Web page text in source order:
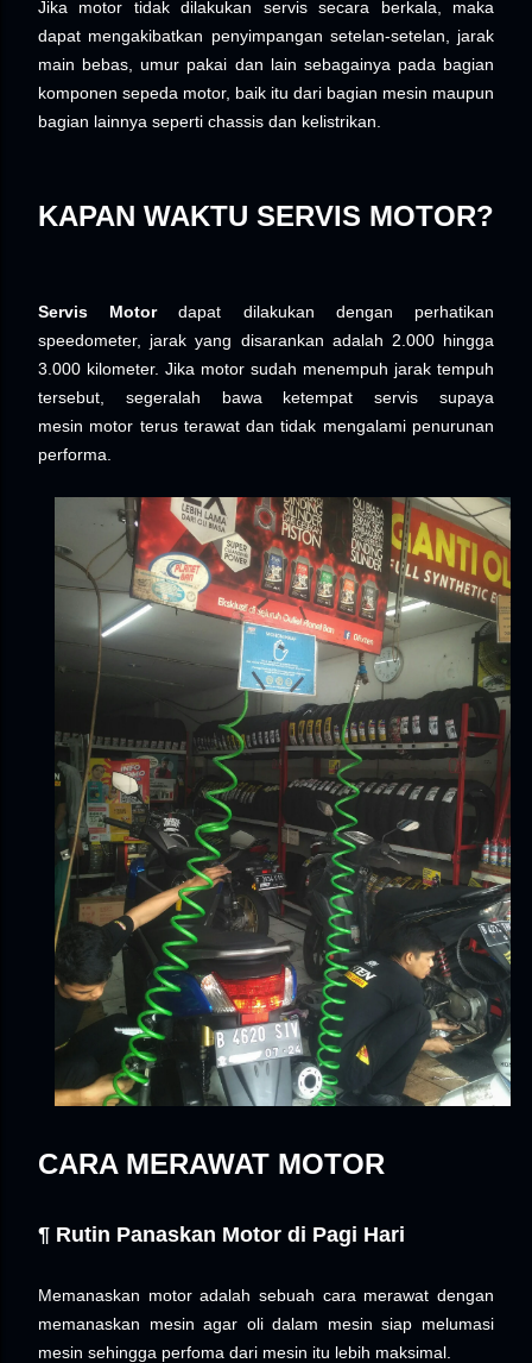
Jika motor tidak dilakukan servissecara berkala, maka
dapat mengakibatkan penyimpangan setelan-setelan, jarak
main bebas, umur pakai dan lain sebagainya pada bagian
komponen sepeda motor, baik itu dari bagian mesin maupun
bagian lainnya seperti chassis dan kelistrikan.
KAPAN WAKTU SERVIS MOTOR?
Servis Motordapat dilakukan dengan perhatikan
speedometer, jarak yang disarankan adalah 2.000 hingga
3.000 kilometer. Jika motor sudah menempuh jarak tempuh
tersebut, segeralah bawa ketempat servis supaya
mesin motor terus terawat dan tidak mengalami penurunan
performa.
CARA MERAWAT MOTOR
¶ Rutin Panaskan Motor di Pagi Hari
Memanaskan motor adalah sebuah cara merawat dengan
memanaskan mesin agar oli dalam mesin siap melumasi
mesin sehingga perfoma dari mesin itu lebih maksimal.